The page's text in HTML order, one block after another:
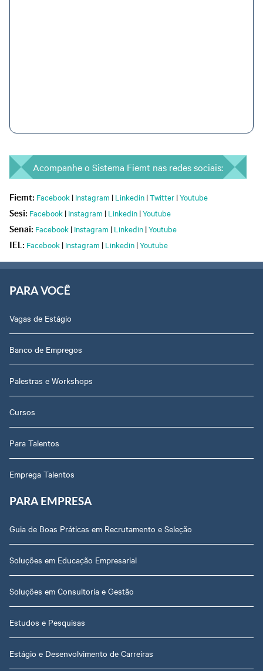
Acompanhe o Sistema Fiemt nas redes sociais:
Fiemt: Facebook | Instagram | Linkedin |Twitter |Youtube
Sesi: Facebook | Instagram | Linkedin |Youtube
Senai: Facebook | Instagram | Linkedin |Youtube
IEL: Facebook | Instagram | Linkedin |Youtube
PARA VOCÊ
Vagas de Estágio
Banco de Empregos
Palestras e Workshops
Cursos
Para Talentos
Emprega Talentos
PARA EMPRESA
Guia de Boas Práticas em Recrutamento e Seleção
Soluções em Educação Empresarial
Soluções em Consultoria e Gestão
Estudos e Pesquisas
Estágio e Desenvolvimento de Carreiras